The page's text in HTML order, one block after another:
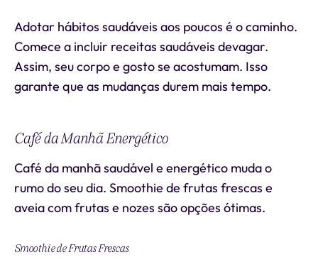
Adotar hábitos saudáveis aos poucos é o caminho.
Comece a incluir receitas saudáveis devagar.
Assim, seu corpo e gosto se acostumam. Isso
garante que as mudanças durem mais tempo.
Café da Manhã Energético
Café da manhã saudável e energético muda o
rumo do seu dia. Smoothie de frutas frescas e
aveia com frutas e nozes são opções ótimas.
Smoothie de Frutas Frescas